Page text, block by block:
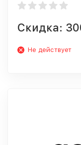
Скидка:
Не действует